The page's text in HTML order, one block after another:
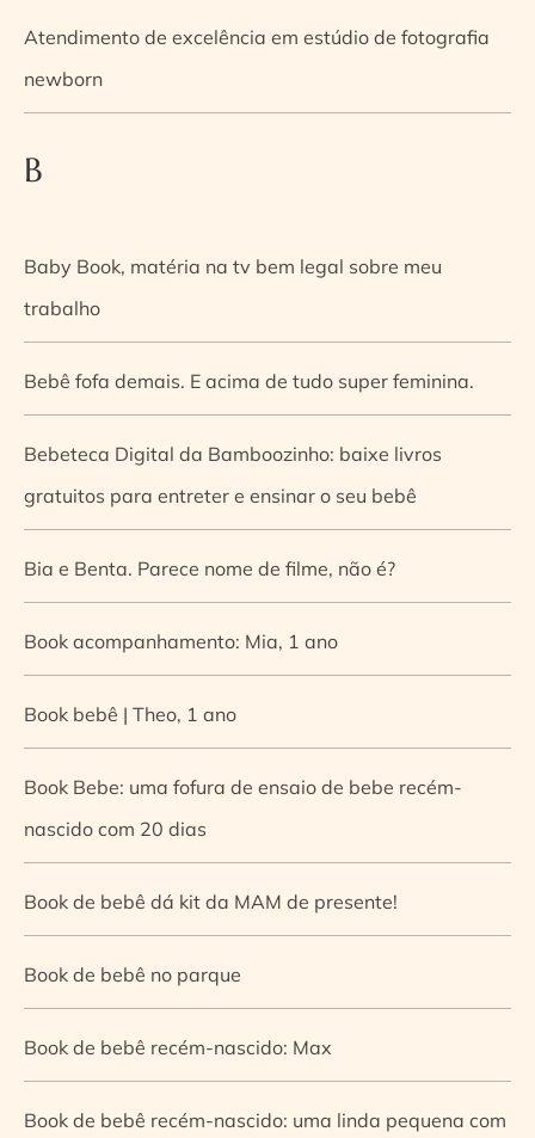
Atendimento de excelência em estúdio de fotografia
newborn
B
Baby Book, matéria na tv bem legal sobre meu
trabalho
Bebê fofa demais. E acima de tudo super feminina.
Bebeteca Digital da Bamboozinho: baixe livros
gratuitos para entreter e ensinar o seu bebê
Bia e Benta. Parece nome de filme, não é?
Book acompanhamento: Mia, 1 ano
Book bebê | Theo, 1 ano
Book Bebe: uma fofura de ensaio de bebe recém-
nascido com 20 dias
Book de bebê dá kit da MAM de presente!
Book de bebê no parque
Book de bebê recém-nascido: Max
Book de bebê recém-nascido: uma linda pequena com